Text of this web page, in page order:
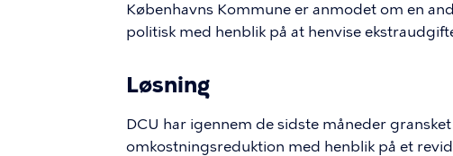
Københavns Kommune er anmodet om en
politisk med henblik på at henvise
Løsning
DCU har igennem de sidste måneder
omkostningsreduktion med henblik på et